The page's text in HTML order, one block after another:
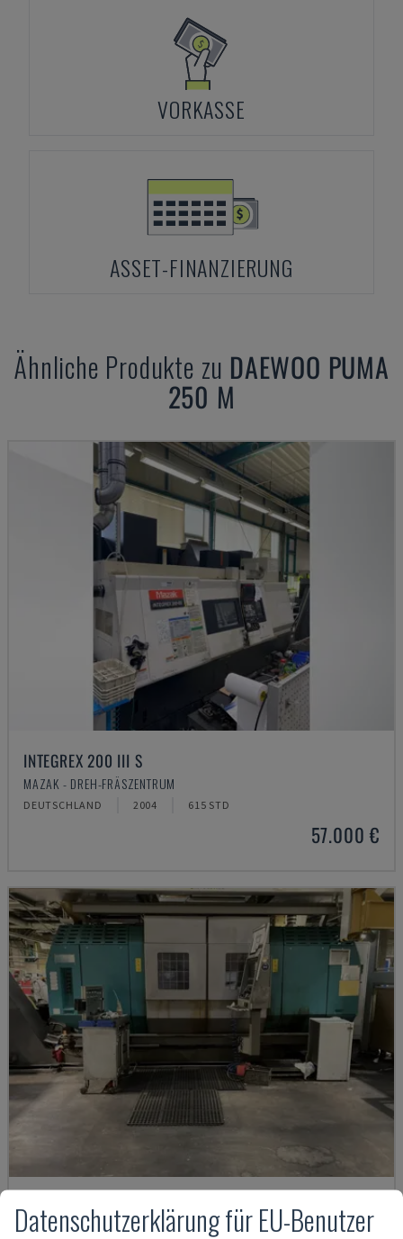
VORKASSE
ASSET-FINANZIERUNG
Ähnliche Produkte zu DAEWOO PUMA
250 M
INTEGREX 200 III S
MAZAK - DREH-FRÄSZENTRUM
DEUTSCHLAND 2004 615 STD
57.000 €
G250
INDEX - DREH-FRÄSZENTRUM
Datenschutzerklärung für EU-Benutzer